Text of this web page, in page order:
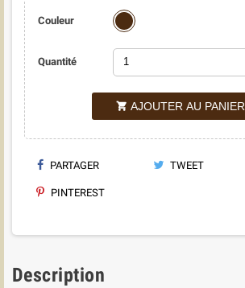
Couleur Brun
Quantité
 AJOUTER AU PANIER
PARTAGER TWEET
PINTEREST
Description